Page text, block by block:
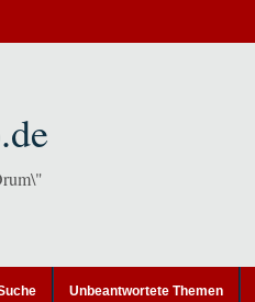
Unbeantwortete Themen